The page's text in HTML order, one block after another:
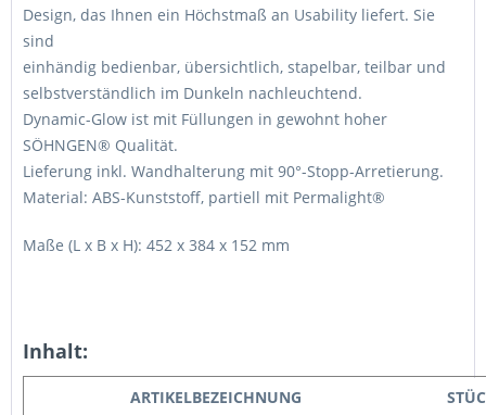
Design, das Ihnen ein Höchstmaß an Usability liefert. Sie
sind
einhändig bedienbar, übersichtlich, stapelbar, teilbar und
selbstverständlich im Dunkeln nachleuchtend.
Dynamic-Glow ist mit Füllungen in gewohnt hoher
SÖHNGEN® Qualität.
Lieferung inkl. Wandhalterung mit 90°-Stopp-Arretierung.
Material: ABS-Kunststoff, partiell mit Permalight®
Maße (L x B x H): 452 x 384 x 152 mm
Inhalt:
ARTIKELBEZEICHNUNG